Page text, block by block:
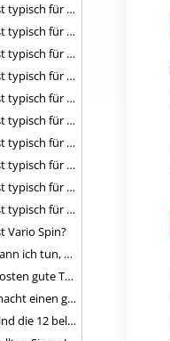
Was ist typisch für den Paso Doble?
Was ist typisch für den Tango (Standard)?
Was ist typisch für den Tango Argentino?
Was ist typisch für den Wiener Walzer?
Was ist typisch für die Rumba?
Was ist typisch für die Samba?
Was ist typisch für Discofox?
Was ist typisch für Foxtrott und Quickstep?
Was ist typisch für Langsamer Walzer?
Was ist typisch für Salsa?
Vario Spin?
Was kann ich tun, wenn meine Tanzschuhe stinken?
Was kosten gute Tanzschuhe?
Was macht einen guten Tanzschuh aus?
Was sind die 12 beliebtesten Tänze in Deutschland?